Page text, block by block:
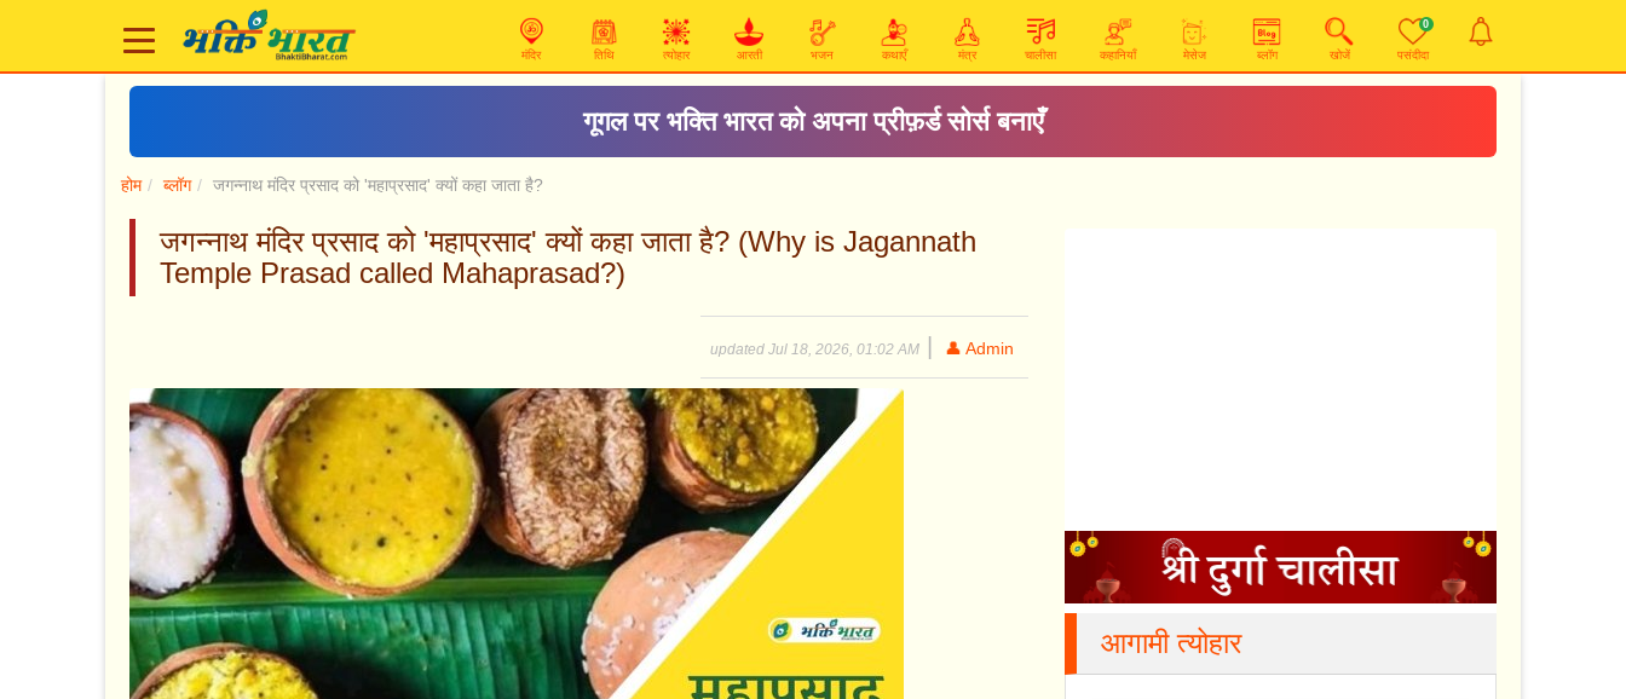
मंदिर तिथि त्योहार आरती भजन कथाएँ मंत्र चालीसा कहानियाँ मेसेज ब्लॉग खोजें
0
पसंदीदा
गूगल पर भक्ति भारत को अपना प्रीफ़र्ड सोर्स बनाएँ
होम ब्लॉग जगन्नाथ मंदिर प्रसाद को 'महाप्रसाद' क्यों कहा जाता है?
जगन्नाथ मंदिर प्रसाद को 'महाप्रसाद' क्यों कहा जाता है? (Why is Jagannath
Temple Prasad called Mahaprasad?)
updated Jul 18, 2026, 01:02 AM 👤 Admin
आगामी त्योहार